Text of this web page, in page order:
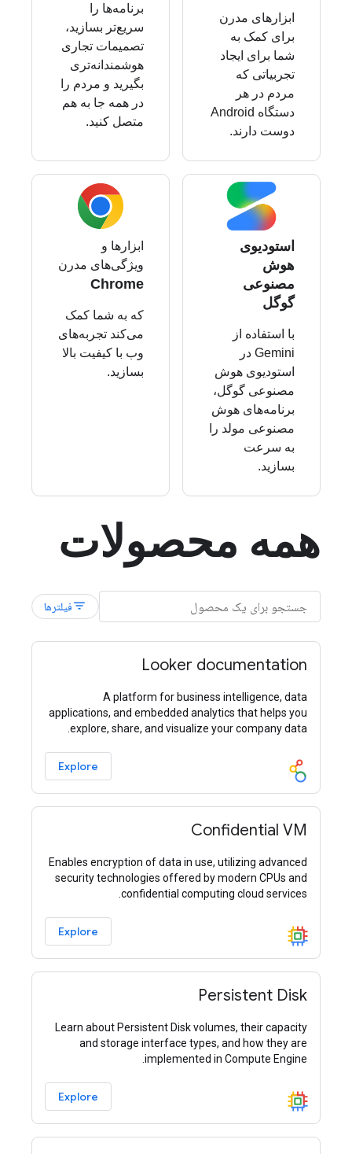
ابزارهای مدرن
برای کمک به
شما برای ایجاد
تجربیاتی که
مردم در هر
دستگاه Android
دوست دارند.
برنامه‌ها را
سریع‌تر بسازید،
تصمیمات تجاری
هوشمندانه‌تری
بگیرید و مردم را
در همه جا به هم
متصل کنید.
استودیوی
هوش
مصنوعی
گوگل
با استفاده از
Gemini در
استودیوی هوش
مصنوعی گوگل،
برنامه‌های هوش
مصنوعی مولد را
به سرعت
بسازید.
ابزارها و
ویژگی‌های مدرن
Chrome
که به شما کمک
می‌کند تجربه‌های
وب با کیفیت بالا
بسازید.
همه محصولات
filter_listفیلترها
Looker documentation
A platform for business intelligence, data
applications, and embedded analytics that helps you
explore, share, and visualize your company data.
Explore
Confidential VM
Enables encryption of data in use, utilizing advanced
security technologies offered by modern CPUs and
confidential computing cloud services.
Explore
Persistent Disk
Learn about Persistent Disk volumes, their capacity
and storage interface types, and how they are
implemented in Compute Engine.
Explore